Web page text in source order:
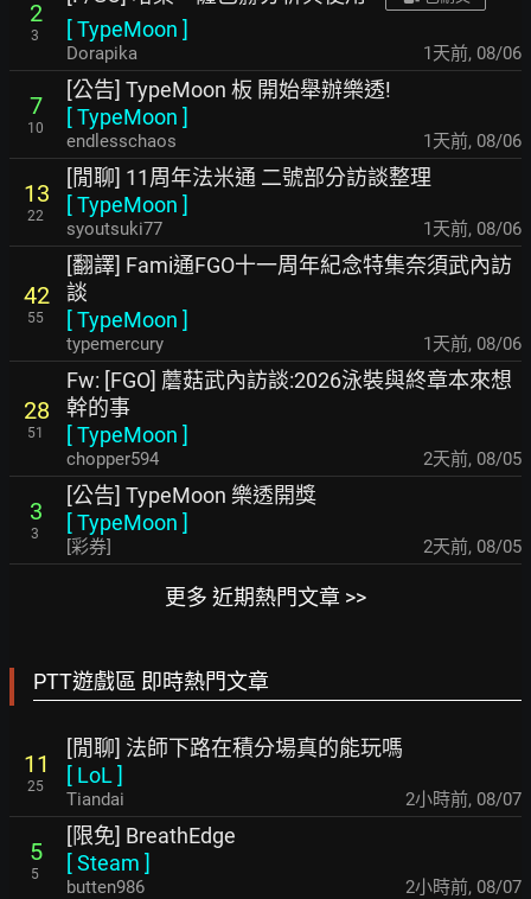
2
3 [TypeMoon ]
Dorapika 1天前, 08/06
7
10
[公告] TypeMoon 板 開始舉辦樂透!
[TypeMoon ]
endlesschaos 1天前, 08/06
13
22
[閒聊] 11周年法米通 二號部分訪談整理
[TypeMoon ]
syoutsuki77 1天前, 08/06
42
55
[翻譯] Fami通FGO十一周年紀念特集奈須武內訪
談
[TypeMoon ]
typemercury 1天前, 08/06
28
51
Fw: [FGO] 蘑菇武內訪談:2026泳裝與終章本來想
幹的事
[TypeMoon ]
chopper594 2天前, 08/05
3
3
[公告] TypeMoon 樂透開獎
[TypeMoon ]
[彩券] 2天前, 08/05
更多 近期熱門文章 >>
PTT遊戲區 即時熱門文章
11
25
[閒聊] 法師下路在積分場真的能玩嗎
[ LoL ]
Tiandai 2小時前, 08/07
5
5
[限免] BreathEdge
[Steam ]
butten986 2小時前, 08/07